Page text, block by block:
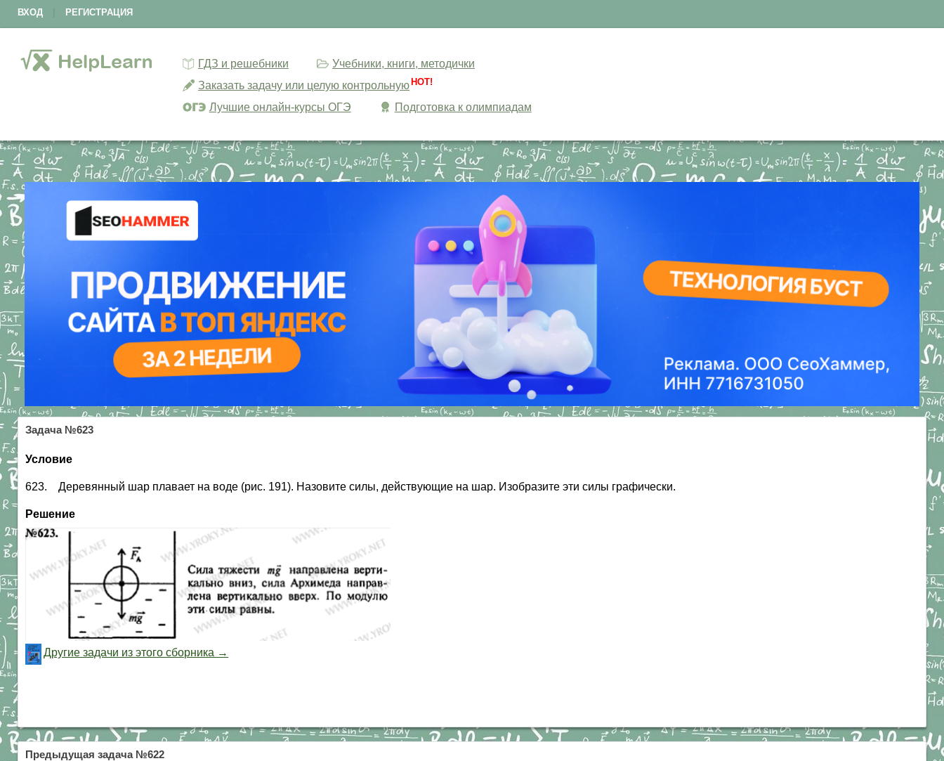
ВХОД РЕГИСТРАЦИЯ
ГДЗ и решебники
Учебники, книги, методички
Заказать задачу или целую контрольную HOT!
Лучшие онлайн-курсы ОГЭ Подготовка к олимпиадам
Задача №623
Условие
623. Деревянный шар плавает на воде (рис. 191). Назовите силы, действующие на шар. Изобразите эти силы графически.
Решение
Другие задачи из этого сборника →
Предыдущая задача №622